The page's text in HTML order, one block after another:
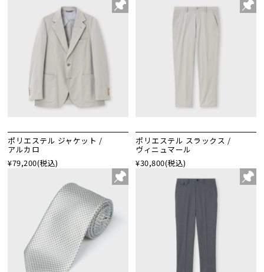
ポリエステル ジャケット /
アルカロ
¥79,200(税込)
ポリエステル スラックス /
ヴィニュマール
¥30,800(税込)